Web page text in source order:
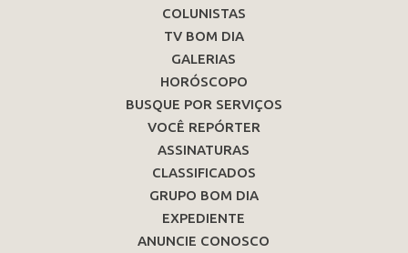
COLUNISTAS
TV BOM DIA
GALERIAS
HORÓSCOPO
BUSQUE POR SERVIÇOS
VOCÊ REPÓRTER
ASSINATURAS
CLASSIFICADOS
GRUPO BOM DIA
EXPEDIENTE
ANUNCIE CONOSCO